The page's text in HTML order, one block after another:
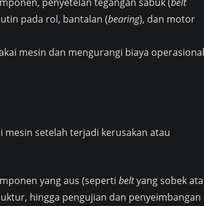
pada rol, bantalan (bearing), dan motor
mesin dan mengurangi biaya operasional
setelah terjadi kerusakan atau
yang aus (seperti beltyang sobek
hingga pengujian dan penyeimbangan